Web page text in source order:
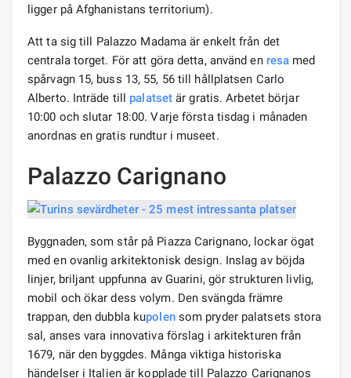
ligger på Afghanistans territorium).
Att ta sig till Palazzo Madama är enkelt från det
centrala torget. För att göra detta, använd en resa med
spårvagn 15, buss 13, 55, 56 till hållplatsen Carlo
Alberto. Inträde till palatset är gratis. Arbetet börjar
10:00 och slutar 18:00. Varje första tisdag i månaden
anordnas en gratis rundtur i museet.
Palazzo Carignano
Byggnaden, som står på Piazza Carignano, lockar ögat
med en ovanlig arkitektonisk design. Inslag av böjda
linjer, briljant uppfunna av Guarini, gör strukturen livlig,
mobil och ökar dess volym. Den svängda främre
trappan, den dubbla kupolensom pryder palatsets stora
sal, anses vara innovativa förslag i arkitekturen från
1679, när den byggdes. Många viktiga historiska
händelser i Italien är kopplade till Palazzo Carignanos